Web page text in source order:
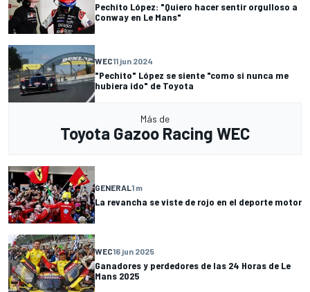
Pechito López: "Quiero hacer sentir orgulloso a
Conway en Le Mans"
WEC11 jun 2024
"Pechito" López se siente "como si nunca me
hubiera ido" de Toyota
Más de
Toyota Gazoo Racing WEC
GENERAL1 m
La revancha se viste de rojo en el deporte motor
WEC16 jun 2025
Ganadores y perdedores de las 24 Horas de Le
Mans 2025